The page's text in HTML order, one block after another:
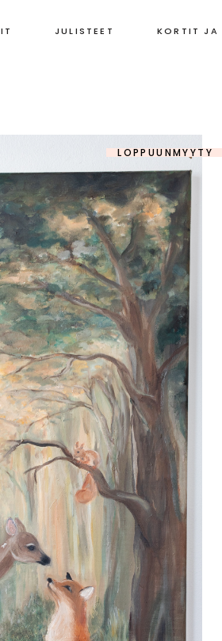
JULISTEET KORTIT JA
🔍
LOPPUUNMYYTY